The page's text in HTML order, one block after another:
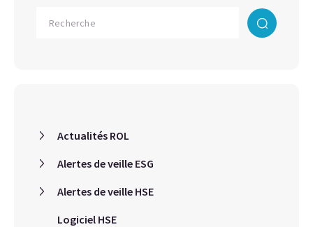
Actualités ROL
Alertes de veille ESG
Alertes de veille HSE
Logiciel HSE